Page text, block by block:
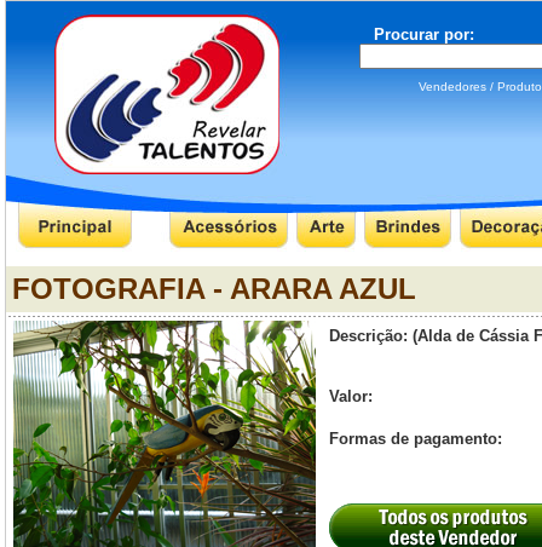
Procurar por:
Vendedores /
FOTOGRAFIA - ARARA AZUL
Descrição: (Alda de Cássia
Valor:
Formas de pagamento: